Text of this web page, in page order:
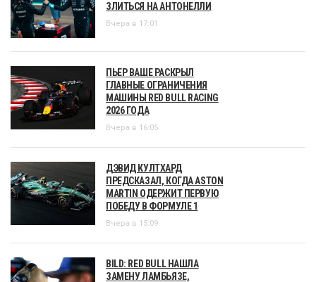
ЗЛИТЬСЯ НА АНТОНЕЛЛИ
Вчера в 17:01
ПЬЕР ВАШЕ РАСКРЫЛ
ГЛАВНЫЕ ОГРАНИЧЕНИЯ
МАШИНЫ RED BULL RACING
2026 ГОДА
Вчера в 16:05
ДЭВИД КУЛТХАРД
ПРЕДСКАЗАЛ, КОГДА ASTON
MARTIN ОДЕРЖИТ ПЕРВУЮ
ПОБЕДУ В ФОРМУЛЕ 1
Вчера в 15:09
BILD: RED BULL НАШЛА
ЗАМЕНУ ЛАМБЬЯЗЕ,